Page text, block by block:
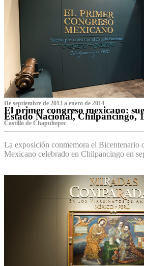
De septiembre de 2013 a enero de 2014
El primer congreso mexicano:
Estado Nacional, Chilpancingo,
Castillo de Chapultepec
La exposición conmemora el Bicentenario
Mexicano celebrado en Chilpancingo en